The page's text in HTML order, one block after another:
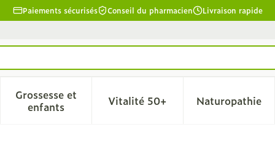
Paiements sécurisés Conseil du pharmacien Livraison rapide
Beauté, soins et hygiène
sous-menu pour la catégorie Régime, alimentation &
Grossesse et
enfantsAfficher le sous-menu pour la catégorie
Vitalité 50+Afficher le sous-menu pour
Naturopathie
Afficher